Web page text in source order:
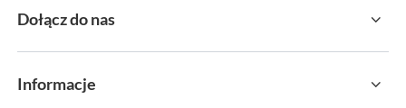
Dołącz do nas
Informacje